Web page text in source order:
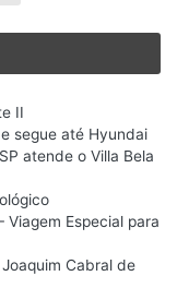
II
segue até Hyundai
atende o Villa Bela
Viagem Especial para
Cabral de